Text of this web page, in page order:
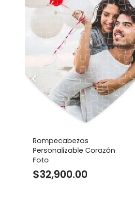
Placa Identificación Perros
Gatos Corbatín. Acero
Inoxidable
$26,690.00